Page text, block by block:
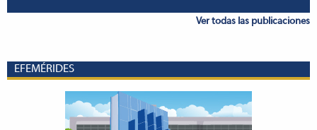
Ver todas las publicaciones
EFEMÉRIDES